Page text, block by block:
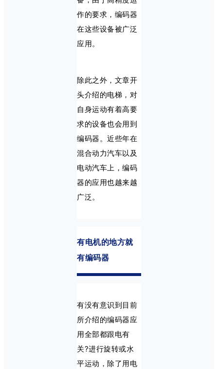
作的要求，编码器
在这些设备被广泛
应用。
除此之外，文章开
头介绍的电梯，对
自身运动有着高要
求的设备也会用到
编码器。近些年在
混合动力汽车以及
电动汽车上，编码
器的应用也越来越
广泛。
有电机的地方就
有编码器
有没有意识到目前
所介绍的编码器应
用全部都跟电有
关?进行旋转或水
平运动，除了用电